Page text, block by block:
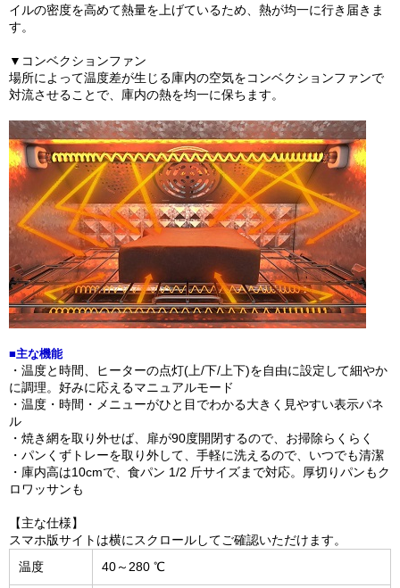
イルの密度を高めて熱量を上げているため、熱が均一に行き届きま
す。
▼コンベクションファン
場所によって温度差が生じる庫内の空気をコンベクションファンで
対流させることで、庫内の熱を均一に保ちます。
■主な機能
・温度と時間、ヒーターの点灯(上/下/上下)を自由に設定して細やか
に調理。好みに応えるマニュアルモード
・温度・時間・メニューがひと目でわかる大きく見やすい表示パネ
ル
・焼き網を取り外せば、扉が90度開閉するので、お掃除らくらく
・パンくずトレーを取り外して、手軽に洗えるので、いつでも清潔
・庫内高は10cmで、食パン 1/2 斤サイズまで対応。厚切りパンもク
ロワッサンも
【主な仕様】
スマホ版サイトは横にスクロールしてご確認いただけます。
温度
40～280 ℃